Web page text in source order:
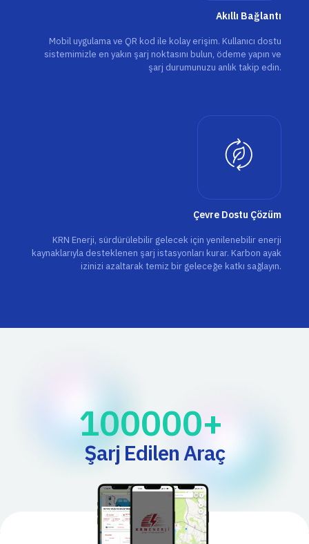
Akıllı Bağlantı
Mobil uygulama ve QR kod ile kolay erişim. Kullanıcı dostu
sistemimizle en yakın şarj noktasını bulun, ödeme yapın ve
şarj durumunuzu anlık takip edin.
Çevre Dostu Çözüm
KRN Enerji, sürdürülebilir gelecek için yenilenebilir enerji
kaynaklarıyla desteklenen şarj istasyonları kurar. Karbon ayak
izinizi azaltarak temiz bir geleceğe katkı sağlayın.
100000+
Şarj Edilen Araç